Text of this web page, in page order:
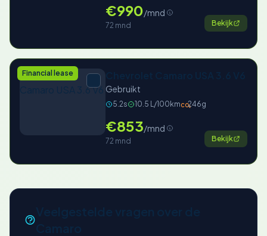
€990/mnd
72 mnd Bekijk
Financial lease
Gebruikt
5.2s 10.5 L/100kmCO₂246g
€853/mnd
72 mnd Bekijk